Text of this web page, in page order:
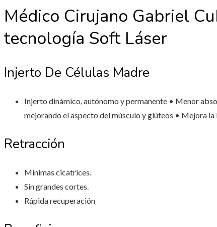
Médico Cirujano Gabriel
tecnología Soft Láser
Injerto De Células Madre
Injerto dinámico, autónomo y permanente • Menor
mejorando el aspecto del músculo y glúteos • Mejora
Retracción
Mínimas cicatrices.
Sin grandes cortes.
Rápida recuperación